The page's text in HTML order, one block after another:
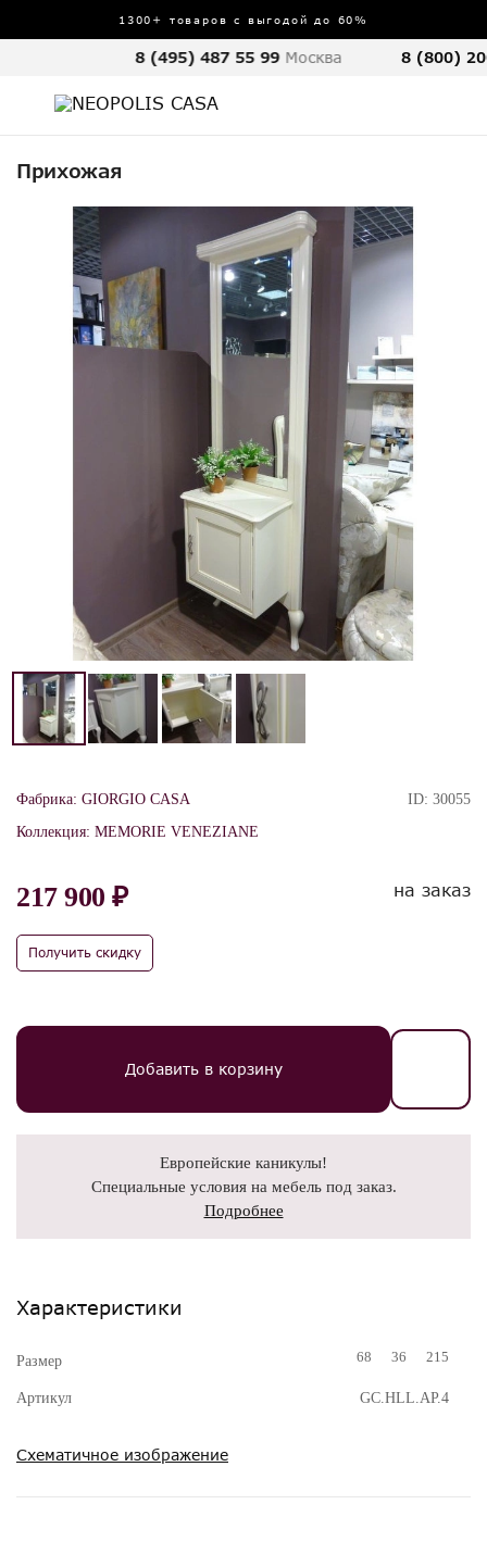
1300+ товаров с выгодой до 60%
8 (495) 487 55 99 Москва 8 (800)
Прихожая
Фабрика: GIORGIO CASA
Коллекция: MEMORIE VENEZIANE
ID: 30055
217 900 ₽
Получить скидку
на заказ
Добавить в корзину
Европейские каникулы!
Специальные условия на мебель под заказ.
Подробнее
Характеристики
Размер 68 36 215
Артикул GC.HLL.AP.4
Схематичное изображение